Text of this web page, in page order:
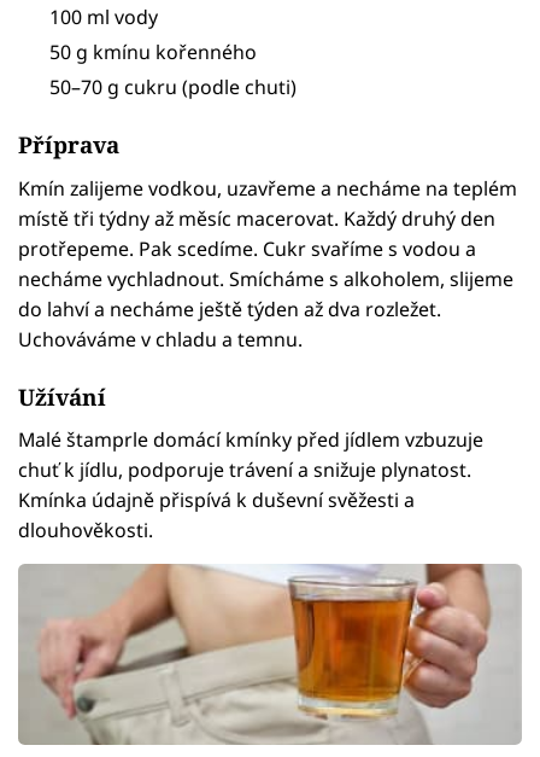
100 ml vody
50 g kmínu kořenného
50–70 g cukru (podle chuti)
Příprava
Kmín zalijeme vodkou, uzavřeme a necháme na teplém
místě tři týdny až měsíc macerovat. Každý druhý den
protřepeme. Pak scedíme. Cukr svaříme s vodou a
necháme vychladnout. Smícháme s alkoholem, slijeme
do lahví a necháme ještě týden až dva rozležet.
Uchováváme v chladu a temnu.
Užívání
Malé štamprle domácí kmínky před jídlem vzbuzuje
chuť k jídlu, podporuje trávení a snižuje plynatost.
Kmínka údajně přispívá k duševní svěžesti a
dlouhověkosti.